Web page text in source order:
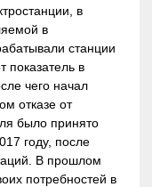
в
в
станции
показатель в
чего начал
отказе от
было принято
году, после
В прошлом
потребностей в